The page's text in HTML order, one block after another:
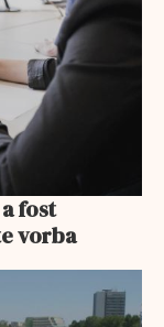
fost
vorba